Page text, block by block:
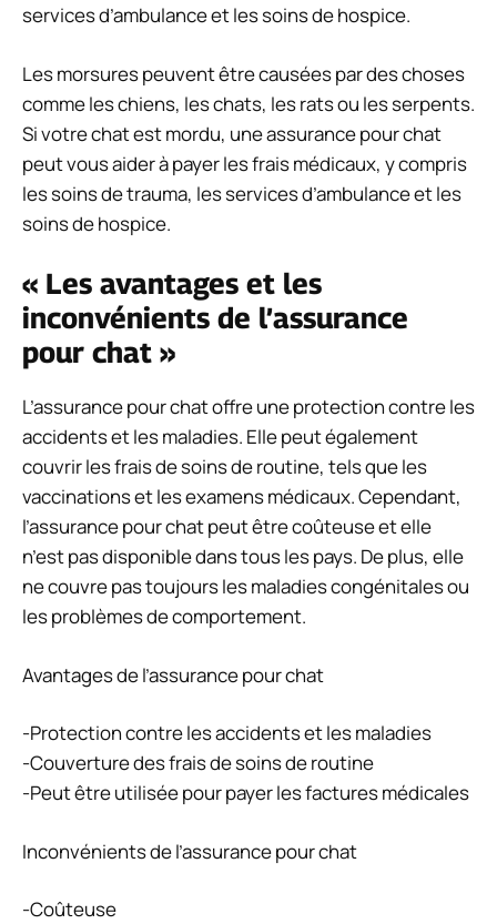
services d’ambulance et les soins de hospice.
Les morsures peuvent être causées par des choses
comme les chiens, les chats, les rats ou les serpents.
Si votre chat est mordu, une assurance pour chat
peut vous aider à payer les frais médicaux, y compris
les soins de trauma, les services d’ambulance et les
soins de hospice.
« Les avantages et les
inconvénients de l’assurance
pour chat »
L’assurance pour chat offre une protection contre les
accidents et les maladies. Elle peut également
couvrir les frais de soins de routine, tels que les
vaccinations et les examens médicaux. Cependant,
l’assurance pour chat peut être coûteuse et elle
n’est pas disponible dans tous les pays. De plus, elle
ne couvre pas toujours les maladies congénitales ou
les problèmes de comportement.
Avantages de l’assurance pour chat
-Protection contre les accidents et les maladies
-Couverture des frais de soins de routine
-Peut être utilisée pour payer les factures médicales
Inconvénients de l’assurance pour chat
-Coûteuse